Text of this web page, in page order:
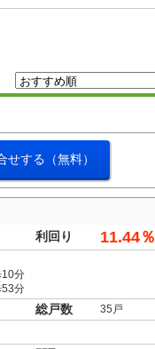
せする（無料）
利回り 11.44％
10分
53分
総戸数 35戸